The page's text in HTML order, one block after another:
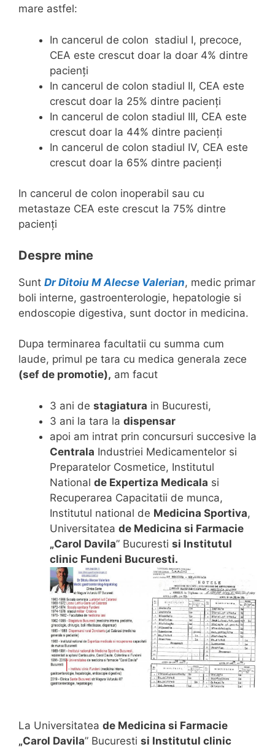
mare astfel:
In cancerul de colon stadiul I, precoce,
CEA este crescut doar la doar 4% dintre
pacienți
In cancerul de colon stadiul II, CEA este
crescut doar la 25% dintre pacienți
In cancerul de colon stadiul III, CEA este
crescut doar la 44% dintre pacienți
In cancerul de colon stadiul IV, CEA este
crescut doar la 65% dintre pacienți
In cancerul de colon inoperabil sau cu
metastaze CEA este crescut la 75% dintre
pacienți
Despre mine
Sunt Dr Ditoiu M Alecse Valerian, medic primar
boli interne, gastroenterologie, hepatologie si
endoscopie digestiva, sunt doctor in medicina.
Dupa terminarea facultatii cu summa cum
laude, primul pe tara cu medica generala zece
(sef de promotie), am facut
3 ani de stagiatura in Bucuresti,
3 ani la tara la dispensar
apoi am intrat prin concursuri succesive la
Centrala Industriei Medicamentelor si
Preparatelor Cosmetice, Institutul
National de Expertiza Medicala si
Recuperarea Capacitatii de munca,
Institutul national de Medicina Sportiva,
Universitatea de Medicina si Farmacie
„Carol Davila” Bucuresti si Institutul
clinic Fundeni Bucuresti.
La Universitatea de Medicina si Farmacie
„Carol Davila” Bucuresti si Institutul clinic